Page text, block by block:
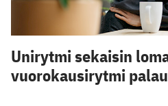
Unirytmi sekaisin
vuorokausirytmi